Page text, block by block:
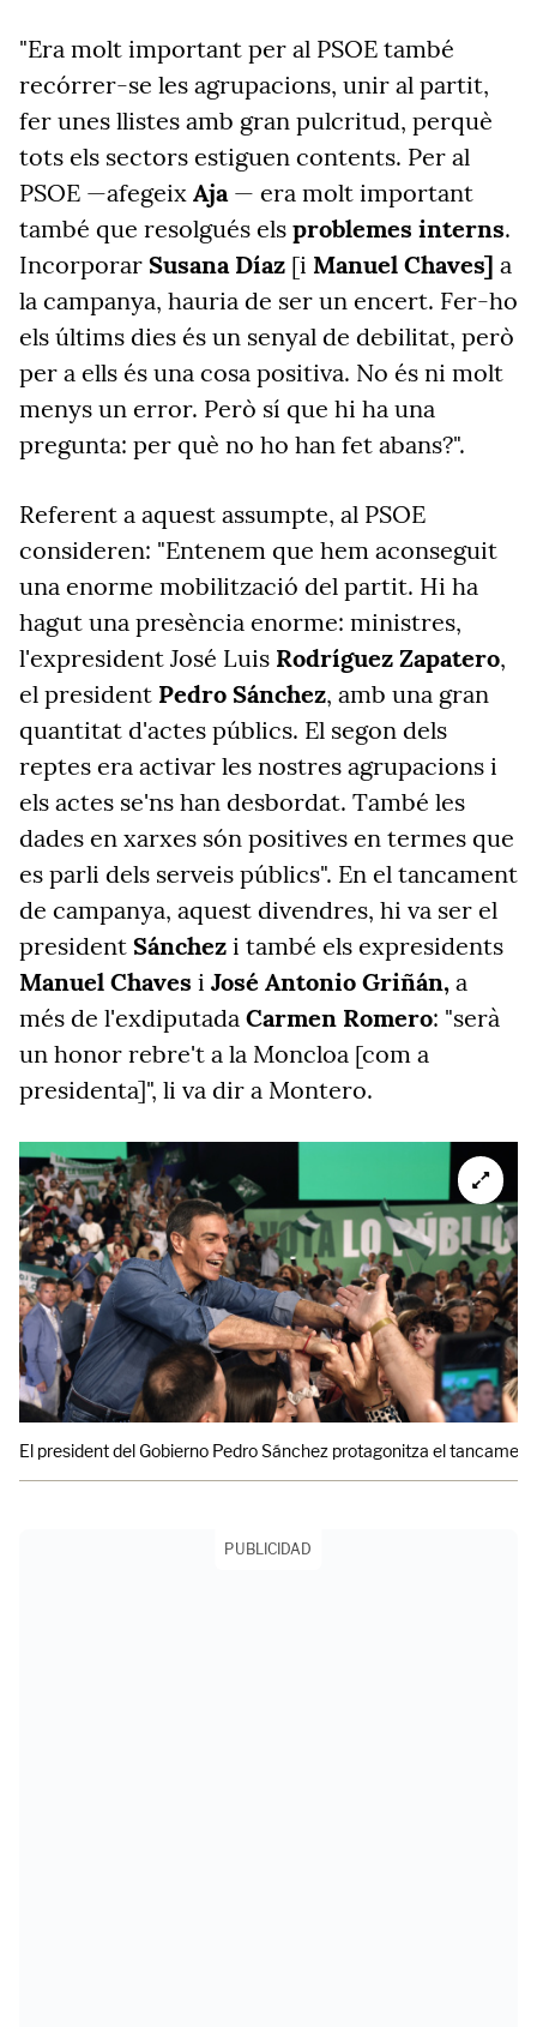
"Era molt important per al PSOE també
recórrer-se les agrupacions, unir al partit,
fer unes llistes amb gran pulcritud, perquè
tots els sectors estiguen contents. Per al
PSOE —afegeix Aja— era molt important
també que resolgués els problemes interns.
Incorporar Susana Díaz [i Manuel Chaves] a
la campanya, hauria de ser un encert. Fer-ho
els últims dies és un senyal de debilitat, però
per a ells és una cosa positiva. No és ni molt
menys un error. Però sí que hi ha una
pregunta: per què no ho han fet abans?".
Referent a aquest assumpte, al PSOE
consideren: "Entenem que hem aconseguit
una enorme mobilització del partit. Hi ha
hagut una presència enorme: ministres,
l'expresident José Luis Rodríguez Zapatero,
el president Pedro Sánchez, amb una gran
quantitat d'actes públics. El segon dels
reptes era activar les nostres agrupacions i
els actes se'ns han desbordat. També les
dades en xarxes són positives en termes que
es parli dels serveis públics". En el tancament
de campanya, aquest divendres, hi va ser el
president Sánchez i també els expresidents
Manuel Chaves i José Antonio Griñán, a
més de l'exdiputada Carmen Romero: "serà
un honor rebre't a la Moncloa [com a
presidenta]", li va dir a Montero.
El president del Gobierno Pedro Sánchez protagonitza el
PUBLICIDAD